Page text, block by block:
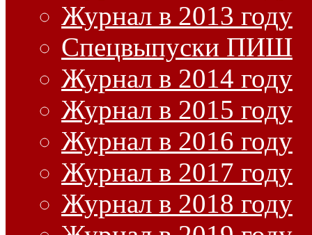
Журнал в 2013 году
Спецвыпуски ПИШ
Журнал в 2014 году
Журнал в 2015 году
Журнал в 2016 году
Журнал в 2017 году
Журнал в 2018 году